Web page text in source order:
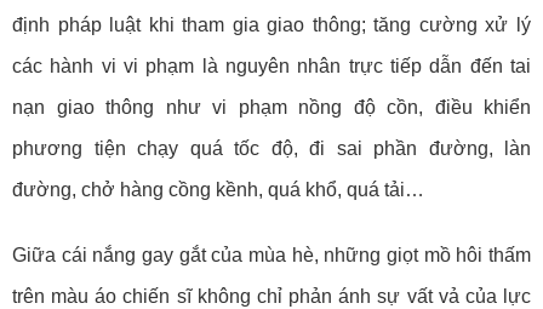
định pháp luật khi tham gia giao thông; tăng cường xử lý
các hành vi vi phạm là nguyên nhân trực tiếp dẫn đến tai
nạn giao thông như vi phạm nồng độ cồn, điều khiển
phương tiện chạy quá tốc độ, đi sai phần đường, làn
đường, chở hàng cồng kềnh, quá khổ, quá tải…
Giữa cái nắng gay gắt của mùa hè, những giọt mồ hôi thấm
trên màu áo chiến sĩ không chỉ phản ánh sự vất vả của lực